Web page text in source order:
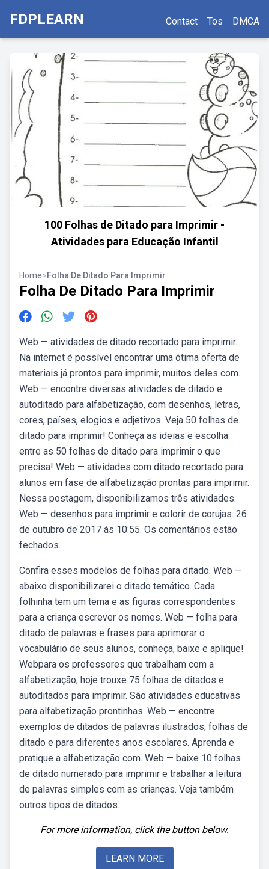
FDPLEARN Contact Tos DMCA
100 Folhas de Ditado para Imprimir -
Atividades para Educação Infantil
Home>Folha De Ditado Para Imprimir
Folha De Ditado Para Imprimir
Web — atividades de ditado recortado para imprimir.
Na internet é possível encontrar uma ótima oferta de
materiais já prontos para imprimir, muitos deles com.
Web — encontre diversas atividades de ditado e
autoditado para alfabetização, com desenhos, letras,
cores, países, elogios e adjetivos. Veja 50 folhas de
ditado para imprimir! Conheça as ideias e escolha
entre as 50 folhas de ditado para imprimir o que
precisa! Web — atividades com ditado recortado para
alunos em fase de alfabetização prontas para imprimir.
Nessa postagem, disponibilizamos três atividades.
Web — desenhos para imprimir e colorir de corujas. 26
de outubro de 2017 às 10:55. Os comentários estão
fechados.
Confira esses modelos de folhas para ditado. Web —
abaixo disponibilizarei o ditado temático. Cada
folhinha tem um tema e as figuras correspondentes
para a criança escrever os nomes. Web — folha para
ditado de palavras e frases para aprimorar o
vocabulário de seus alunos, conheça, baixe e aplique!
Webpara os professores que trabalham com a
alfabetização, hoje trouxe 75 folhas de ditados e
autoditados para imprimir. São atividades educativas
para alfabetização prontinhas. Web — encontre
exemplos de ditados de palavras ilustrados, folhas de
ditado e para diferentes anos escolares. Aprenda e
pratique a alfabetização com. Web — baixe 10 folhas
de ditado numerado para imprimir e trabalhar a leitura
de palavras simples com as crianças. Veja também
outros tipos de ditados.
For more information, click the button below.
LEARN MORE